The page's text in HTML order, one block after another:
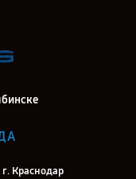
Краснодар